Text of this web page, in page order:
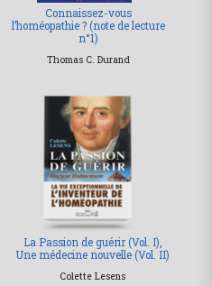
Connaissez-vous
l’homéopathie ? (note de lecture
n°1)
Thomas C. Durand
La Passion de guérir (Vol. I),
Une médecine nouvelle (Vol. II)
Colette Lesens